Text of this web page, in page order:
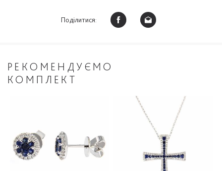
Поділитися:
РЕКОМЕНДУЄМО
КОМПЛЕКТ